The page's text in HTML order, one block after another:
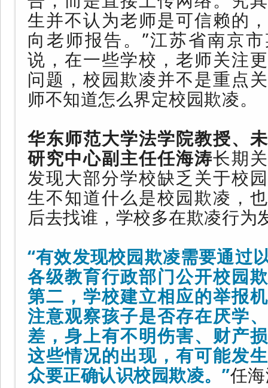
生并不认为老师是可信赖的
向老师报告。”江苏省南京
说，在一些学校，老师关注
问题，校园欺凌并不是重点
师不知道怎么界定校园欺凌。
华东师范大学法学院教授、
研究中心副主任任海涛长期
发现大部分学校缺乏关于校
生不知道什么是校园欺凌，
后去找谁，学校多在欺凌行为
“有效发现校园欺凌需要通过
各级教育行政部门公开校园
第二，学校建立相应的举报
注意观察孩子是否存在厌学
差，身上有不明伤害、财产
这些情况的出现，有可能发
众要正确认识校园欺凌。”任